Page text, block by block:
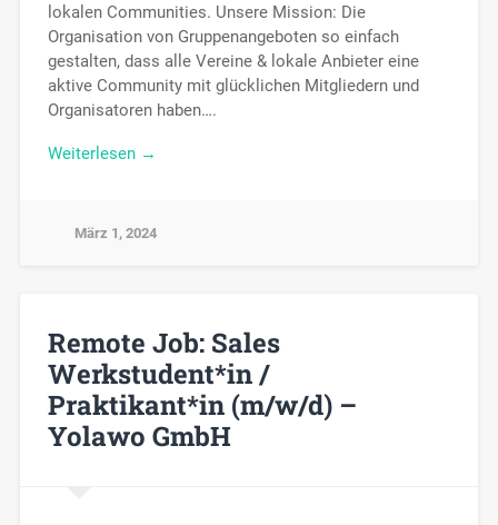
lokalen Communities. Unsere Mission: Die
Organisation von Gruppenangeboten so einfach
gestalten, dass alle Vereine & lokale Anbieter eine
aktive Community mit glücklichen Mitgliedern und
Organisatoren haben….
Weiterlesen →
März 1, 2024
Remote Job: Sales
Werkstudent*in /
Praktikant*in (m/w/d) –
Yolawo GmbH